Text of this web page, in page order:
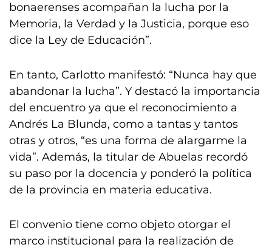
bonaerenses acompañan la lucha por la
Memoria, la Verdad y la Justicia, porque eso
dice la Ley de Educación”.
En tanto, Carlotto manifestó: “Nunca hay que
abandonar la lucha”. Y destacó la importancia
del encuentro ya que el reconocimiento a
Andrés La Blunda, como a tantas y tantos
otras y otros, “es una forma de alargarme la
vida”. Además, la titular de Abuelas recordó
su paso por la docencia y ponderó la política
de la provincia en materia educativa.
El convenio tiene como objeto otorgar el
marco institucional para la realización de